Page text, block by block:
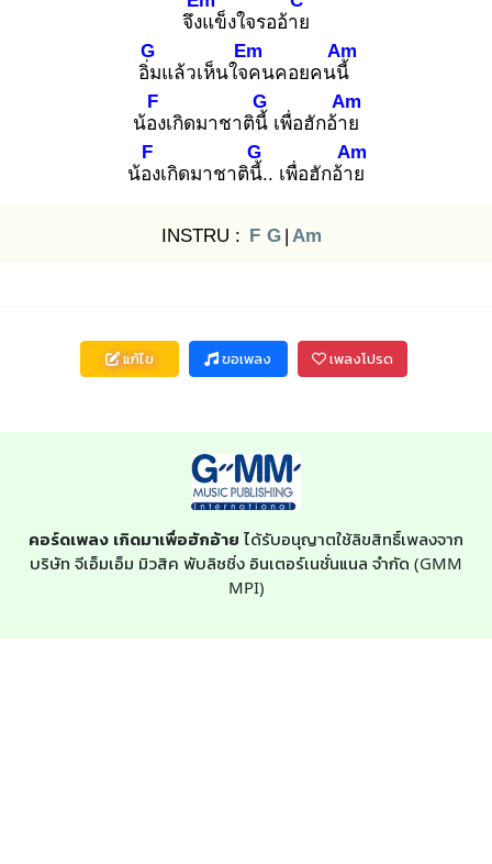
จึงแข็งใจรออ้าย
อิ่ม
G
แล้วเห็นใจค
Em
นคอยคนนี้
Am
น้อง
F
เกิดมาชาตินี้
G
เพื่อฮักอ้าย
Am
น้อง
F
เกิดมาชาตินี้.
G
. เพื่อฮักอ้าย
Am
INSTRU : F G | Am
แก้ไข ขอเพลง เพลงโปรด
คอร์ดเพลง เกิดมาเพื่อฮักอ้าย ได้รับอนุญาตใช้ลิขสิทธิ์เพลงจาก
บริษัท จีเอ็มเอ็ม มิวสิค พับลิชชิ่ง อินเตอร์เนชั่นแนล จำกัด (GMM
MPI)